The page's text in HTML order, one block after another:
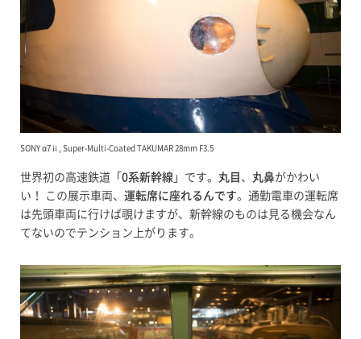
SONY α7ⅱ, Super-Multi-Coated TAKUMAR 28mm F3.5
世界初の高速鉄道「 0系新幹線 」です。 丸目 、 丸鼻がかわい
い！ この展示車両、 運転席に座れるんです。通勤電車の運転席
は先頭車両に行けば覗けますが、新幹線のものは見る機会なん
てないのでテンション上がります。